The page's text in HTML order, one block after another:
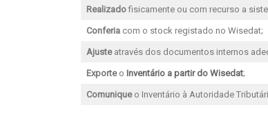
Realizadofisicamente ou com recurso a
Conferiacom o stock registado no Wisedat;
Ajusteatravés dos documentos internos
Exporte o Inventário a partir do Wisedat;
Comuniqueo Inventário à Autoridade